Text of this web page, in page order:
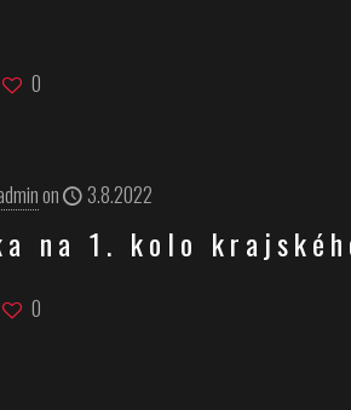
0
on 3.8.2022
na 1. kolo
0